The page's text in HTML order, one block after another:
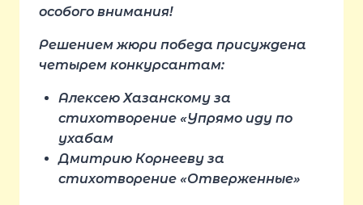
особого внимания!
Решением жюри победа присуждена
четырем конкурсантам:
Алексею Хазанскому за
стихотворение «Упрямо иду по
ухабам
Дмитрию Корнееву за
стихотворение «Отверженные»